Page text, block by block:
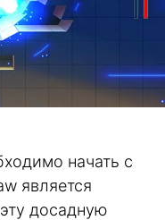
начать с
является
досадную